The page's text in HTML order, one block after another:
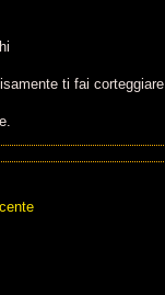
ti fai corteggiare